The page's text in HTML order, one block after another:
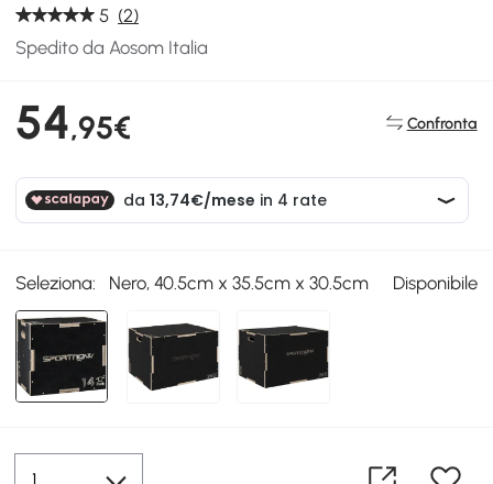
5 (2)
Spedito da Aosom Italia
54,95€ Confronta
Seleziona: Nero, 40.5cm x 35.5cm x 30.5cm Disponibile